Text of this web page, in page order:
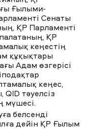
Ғылыми-
Сенаты
ҚР Парламенті
ҚР
кеңестің
құқықтары
Адам өзгерісі
кеңес,
тәуелсіз
мүшесі.
белсенді
дейін ҚР Ғылым